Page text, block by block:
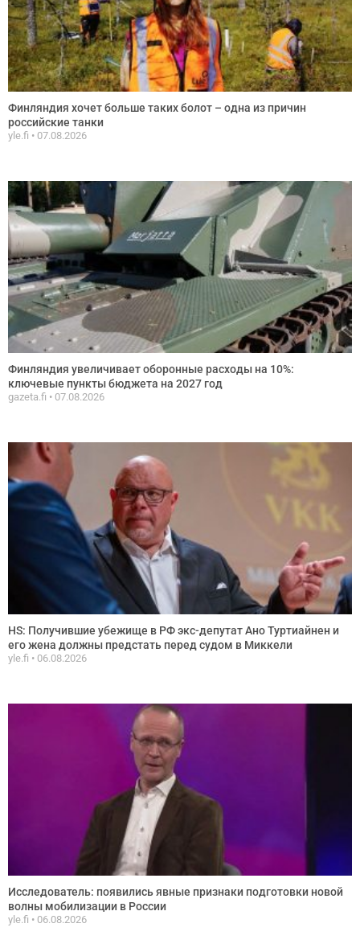
Финляндия хочет больше таких болот – одна из причин
российские танки
yle.fi 07.08.2026
Финляндия увеличивает оборонные расходы на 10%:
ключевые пункты бюджета на 2027 год
gazeta.fi 07.08.2026
HS: Получившие убежище в РФ экс-депутат Ано Туртиайнен и
его жена должны предстать перед судом в Миккели
yle.fi 06.08.2026
Исследователь: появились явные признаки подготовки новой
волны мобилизации в России
yle.fi 06.08.2026